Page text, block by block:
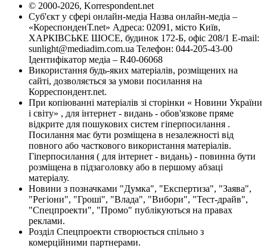
© 2000-2026, Korrespondent.net
Суб'єкт у сфері онлайн-медіа Назва онлайн-медіа –
«КореспонденТ.net» Адреса: 02091, місто Київ,
ХАРКІВСЬКЕ ШОСЕ, будинок 172-Б, офіс 208/1 E-mail:
sunlight@mediadim.com.ua Телефон: 044-205-43-00
Ідентифікатор медіа – R40-06068
Використання будь-яких матеріалів, розміщених на
сайті, дозволяється за умови посилання на
Корреспондент.net.
При копіюванні матеріалів зі сторінки « Новини України
і світу» , для інтернет - видань - обов'язкове пряме
відкрите для пошукових систем гіперпосилання .
Посилання має бути розміщена в незалежності від
повного або часткового використання матеріалів.
Гіперпосилання ( для інтернет - видань) - повинна бути
розміщена в підзаголовку або в першому абзаці
матеріалу.
Новини з позначками "Думка", "Експертиза", "Заява",
"Регіони", "Гроші", "Влада", "Вибори", "Тест-драйв",
"Спецпроекти", "Промо" публікуються на правах
реклами.
Розділ Спецпроекти створюється спільно з
комерційними партнерами.